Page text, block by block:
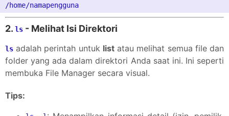
2. ls - Melihat Isi Direktori
ls adalah perintah untuk listatau melihat semua file dan
folder yang ada dalam direktori Anda saat ini. Ini seperti
membuka File Manager secara visual.
Tips: